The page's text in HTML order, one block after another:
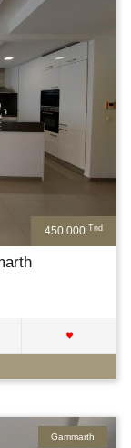
450 000 Tnd
Gammarth